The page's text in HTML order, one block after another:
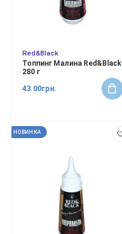
Red&Black
Топпинг Малина Red&Black
280 г
43.00грн.
НОВИНКА